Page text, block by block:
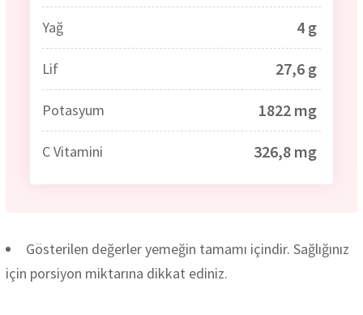
Yağ 4 g
Lif 27,6 g
Potasyum 1822 mg
C Vitamini 326,8 mg
Gösterilen değerler yemeğin tamamı içindir. Sağlığınız
için porsiyon miktarına dikkat ediniz.